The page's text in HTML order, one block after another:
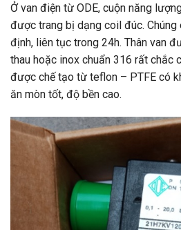
Ở van điện từ ODE, cuộn năng
được trang bị dạng coil đúc. Chúng
định, liên tục trong 24h. Thân van
thau hoặc inox chuẩn 316 rất chắc
được chế tạo từ teflon – PTFE có
ăn mòn tốt, độ bền cao.